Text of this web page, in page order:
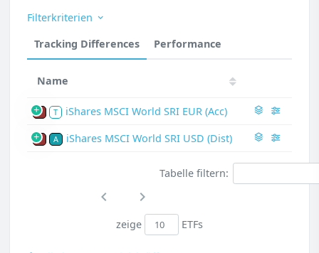
Filterkriterien
Tracking Differences
Performance
Name
P T iShares MSCI World SRI EUR (Acc)
P A iShares MSCI World SRI USD (Dist)
Tabelle filtern:
zeige ETFs